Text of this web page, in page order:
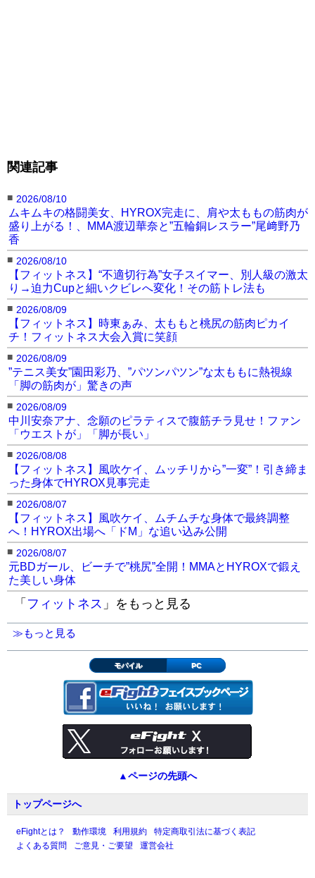
関連記事
■ 2026/08/10
ムキムキの格闘美女、HYROX完走に、肩や太ももの筋肉が
盛り上がる！、MMA渡辺華奈と”五輪銅レスラー”尾﨑野乃
香
■ 2026/08/10
【フィットネス】“不適切行為”女子スイマー、別人級の激太
り→迫力Cupと細いクビレへ変化！その筋トレ法も
■ 2026/08/09
【フィットネス】時東ぁみ、太ももと桃尻の筋肉ピカイ
チ！フィットネス大会入賞に笑顔
■ 2026/08/09
”テニス美女”園田彩乃、”パツンパツン”な太ももに熱視線
「脚の筋肉が」驚きの声
■ 2026/08/09
中川安奈アナ、念願のピラティスで腹筋チラ見せ！ファン
「ウエストが」「脚が長い」
■ 2026/08/08
【フィットネス】風吹ケイ、ムッチリから”一変”！引き締ま
った身体でHYROX見事完走
■ 2026/08/07
【フィットネス】風吹ケイ、ムチムチな身体で最終調整
へ！HYROX出場へ「ドM」な追い込み公開
■ 2026/08/07
元BDガール、ビーチで”桃尻”全開！MMAとHYROXで鍛え
た美しい身体
「 フィットネス 」をもっと見る
≫もっと見る
モバイル PC
▲ページの先頭へ
トップページへ
eFightとは？ 動作環境 利用規約
特定商取引法に基づく表記
よくある質問
ご意見・ご要望 運営会社